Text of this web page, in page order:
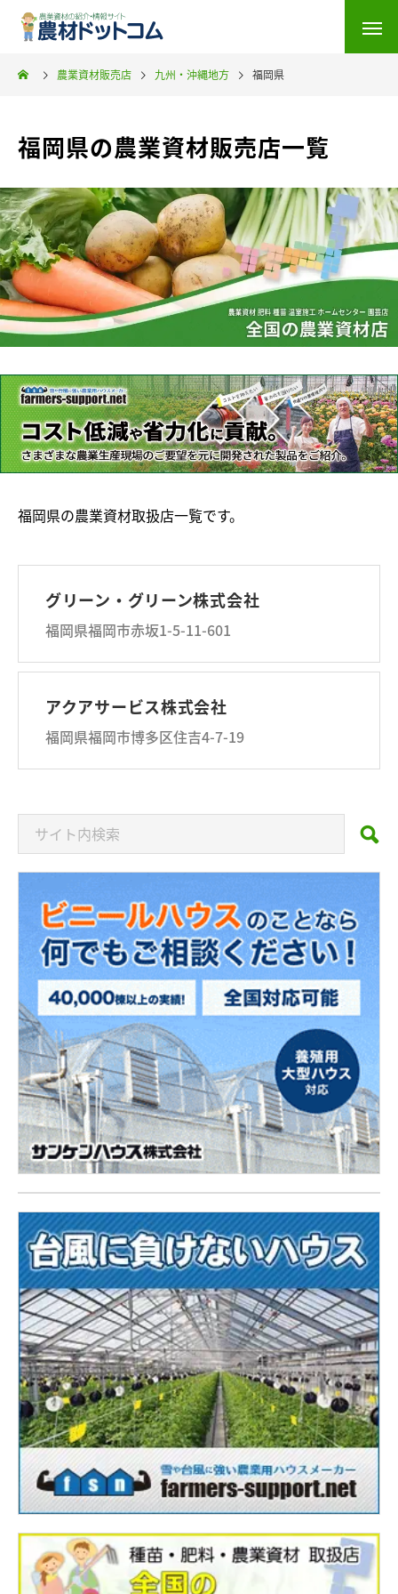
農業資材販売店 九州・沖縄地方 福岡県
福岡県の農業資材販売店一覧
福岡県の農業資材取扱店一覧です。
グリーン・グリーン株式会社
福岡県福岡市赤坂1-5-11-601
アクアサービス株式会社
福岡県福岡市博多区住吉4-7-19